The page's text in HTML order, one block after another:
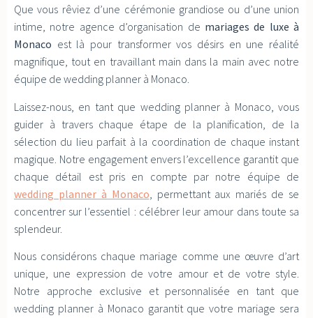
Que vous rêviez d’une cérémonie grandiose ou d’une union
intime, notre agence d’organisation de mariages de luxe à
Monaco est là pour transformer vos désirs en une réalité
magnifique, tout en travaillant main dans la main avec notre
équipe de wedding planner à Monaco.
Laissez-nous, en tant que wedding planner à Monaco, vous
guider à travers chaque étape de la planification, de la
sélection du lieu parfait à la coordination de chaque instant
magique. Notre engagement envers l’excellence garantit que
chaque détail est pris en compte par notre équipe de
wedding planner à Monaco , permettant aux mariés de se
concentrer sur l’essentiel : célébrer leur amour dans toute sa
splendeur.
Nous considérons chaque mariage comme une œuvre d’art
unique, une expression de votre amour et de votre style.
Notre approche exclusive et personnalisée en tant que
wedding planner à Monaco garantit que votre mariage sera